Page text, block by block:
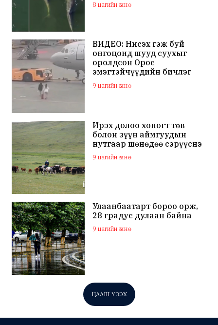
8 цагийн өмнө
ВИДЕО: Нисэх гэж буй
онгоцонд шууд суухыг
оролдсон Орос
эмэгтэйчүүдийн бичлэг
дэлхий нийтийн
анхааралд оров
9 цагийн өмнө
Ирэх долоо хоногт төв
болон зүүн аймгуудын
нутгаар шөнөдөө сэрүүснэ
9 цагийн өмнө
Улаанбаатарт бороо орж,
28 градус дулаан байна
9 цагийн өмнө
ЦААШ ҮЗЭХ